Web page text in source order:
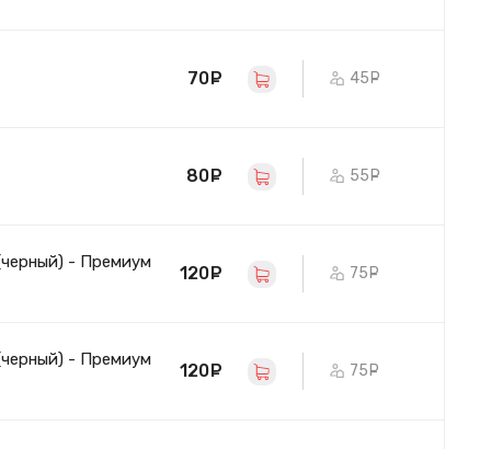
70 руб. 45
80 руб. 55
- Премиум
120 руб. 75
- Премиум
120 руб. 75